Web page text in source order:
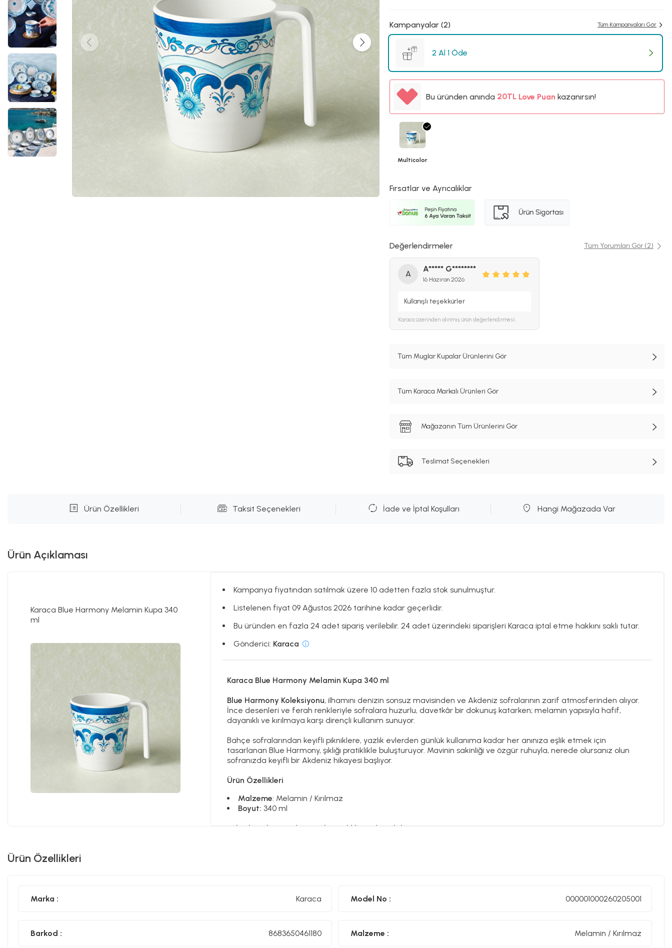
Kampanyalar (2) Tüm Kampanyaları Gör
2 Al 1 Öde
Bu üründen anında 20TL Love Puan kazanırsın!
Multicolor
Fırsatlar ve Ayrıcalıklar
Değerlendirmeler Tüm Yorumları Gör (2)
A
A***** G********
16 Haziran 2026
Kullanışlı teşekkürler
Karaca üzerinden alınmış ürün değerlendirmesi.
Tüm Muglar Kupalar Ürünlerini Gör
Tüm Karaca Markalı Ürünleri Gör
Mağazanın Tüm Ürünlerini Gör
Teslimat Seçenekleri
Ürün Özellikleri Taksit Seçenekleri İade ve İptal Koşulları Hangi Mağazada Var
Ürün Açıklaması
Karaca Blue Harmony Melamin Kupa 340
ml
Kampanya fiyatından satılmak üzere 10 adetten fazla stok sunulmuştur.
Listelenen fiyat 09 Ağustos 2026 tarihine kadar geçerlidir.
Bu üründen en fazla 24 adet sipariş verilebilir. 24 adet üzerindeki siparişleri Karaca iptal etme hakkını saklı tutar.
Gönderici: Karaca
Karaca Blue Harmony Melamin Kupa 340 ml
Blue Harmony Koleksiyonu, ilhamını denizin sonsuz mavisinden ve Akdeniz sofralarının zarif atmosferinden alıyor.
İnce desenleri ve ferah renkleriyle sofralara huzurlu, davetkâr bir dokunuş katarken; melamin yapısıyla hafif,
dayanıklı ve kırılmaya karşı dirençli kullanım sunuyor.
Bahçe sofralarından keyifli pikniklere, yazlık evlerden günlük kullanıma kadar her anınıza eşlik etmek için
tasarlanan Blue Harmony, şıklığı pratiklikle buluşturuyor. Mavinin sakinliği ve özgür ruhuyla, nerede olursanız olun
sofranızda keyifli bir Akdeniz hikayesi başlıyor.
Ürün Özellikleri
Malzeme: Melamin / Kırılmaz
Boyut: 340 ml
Bulaşık Makinesinde, Düşük Sıcaklıkta Yıkanabilir.
Ürün Özellikleri
Marka : Karaca Model No : 000001000260205001
Barkod : 8683650461180 Malzeme : Melamin / Kırılmaz